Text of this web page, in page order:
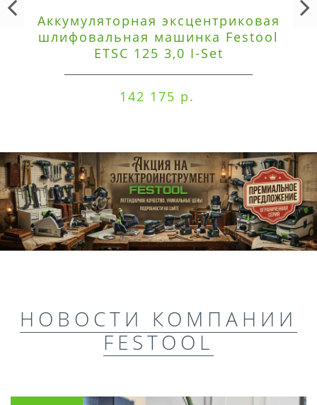
Аккумуляторная эксцентриковая
шлифовальная машинка Festool
ETSC 125 3,0 I-Set
142 175 р.
НОВОСТИ КОМПАНИИ
FESTOOL